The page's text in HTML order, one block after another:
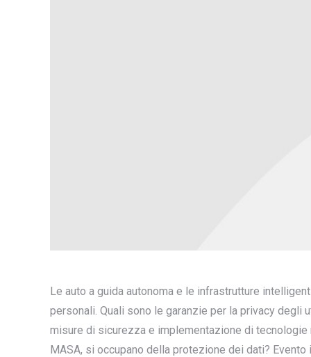
Le auto a guida autonoma e le infrastrutture
personali. Quali sono le garanzie per la privacy degli
misure di sicurezza e implementazione di
MASA, si occupano della protezione dei dati?